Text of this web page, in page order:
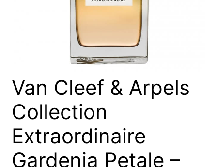
Van Cleef & Arpels
Collection
Extraordinaire
Gardenia Petale –